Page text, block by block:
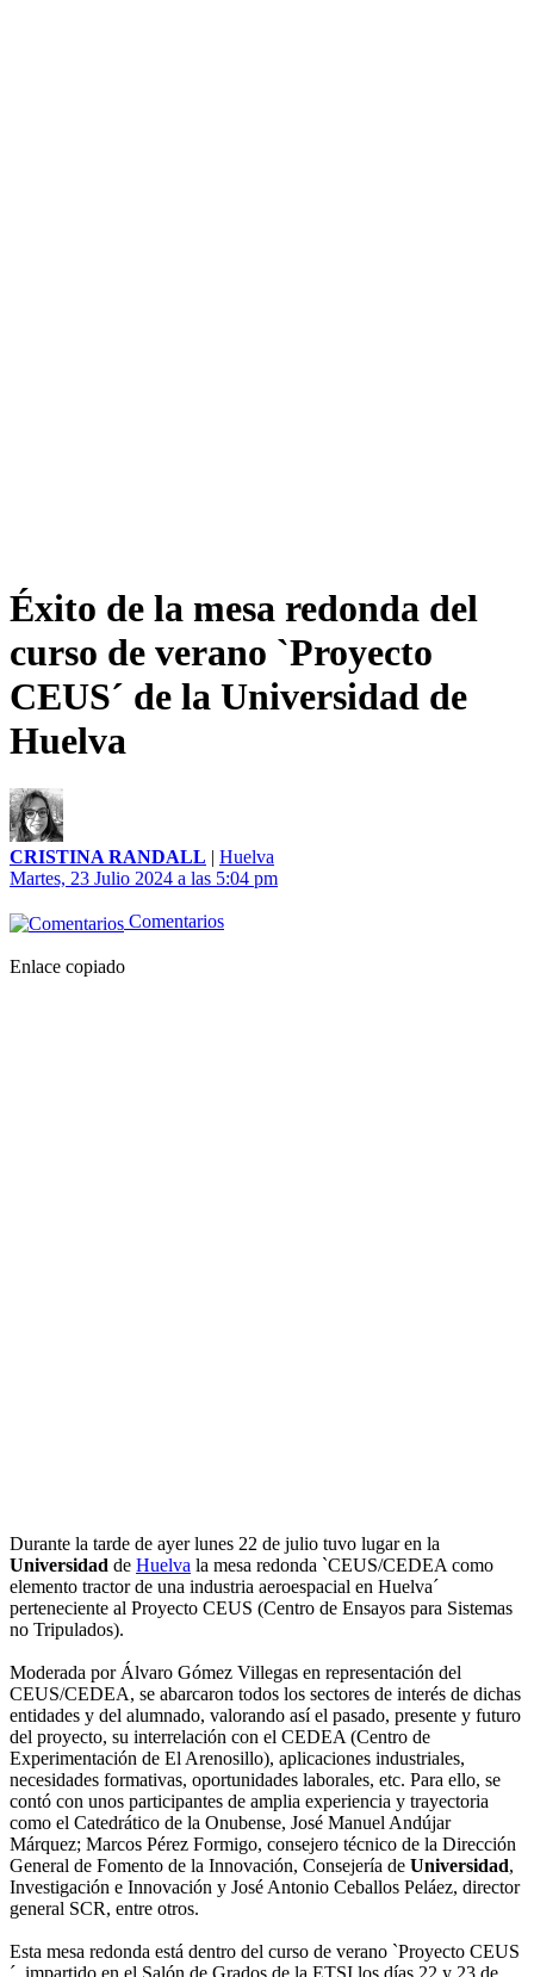
Éxito de la mesa redonda del
curso de verano `Proyecto
CEUS´ de la Universidad de
Huelva
CRISTINA RANDALL | Huelva
Martes, 23 Julio 2024 a las 5:04 pm
Comentarios
Enlace copiado
Durante la tarde de ayer lunes 22 de julio tuvo lugar en la
Universidad de Huelva la mesa redonda `CEUS/CEDEA como
elemento tractor de una industria aeroespacial en Huelva´
perteneciente al Proyecto CEUS (Centro de Ensayos para Sistemas
no Tripulados).
Moderada por Álvaro Gómez Villegas en representación del
CEUS/CEDEA, se abarcaron todos los sectores de interés de dichas
entidades y del alumnado, valorando así el pasado, presente y futuro
del proyecto, su interrelación con el CEDEA (Centro de
Experimentación de El Arenosillo), aplicaciones industriales,
necesidades formativas, oportunidades laborales, etc. Para ello, se
contó con unos participantes de amplia experiencia y trayectoria
como el Catedrático de la Onubense, José Manuel Andújar
Márquez; Marcos Pérez Formigo, consejero técnico de la Dirección
General de Fomento de la Innovación, Consejería de Universidad,
Investigación e Innovación y José Antonio Ceballos Peláez, director
general SCR, entre otros.
Esta mesa redonda está dentro del curso de verano `Proyecto CEUS
´, impartido en el Salón de Grados de la ETSI los días 22 y 23 de